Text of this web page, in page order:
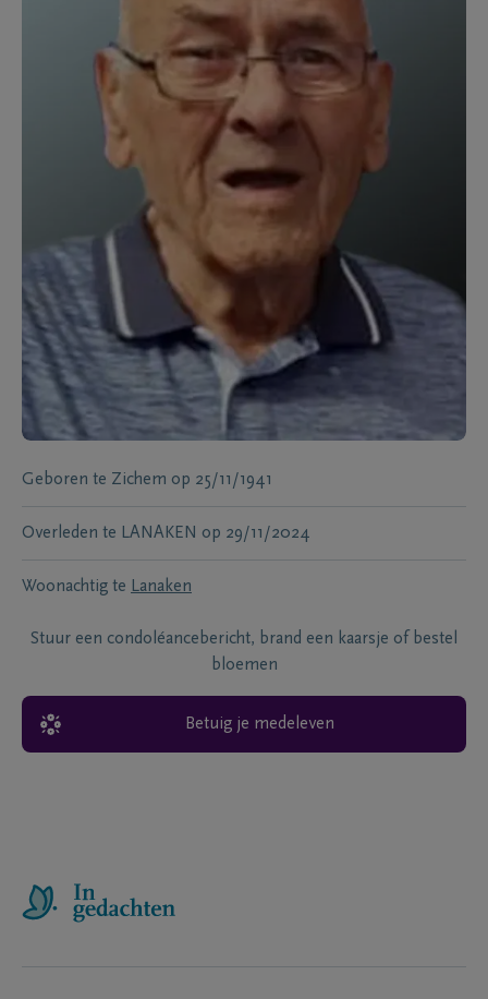
Geboren te Zichem op 25/11/1941
Overleden te LANAKEN op 29/11/2024
Woonachtig te Lanaken
Stuur een condoléancebericht, brand een kaarsje of bestel
bloemen
Betuig je medeleven